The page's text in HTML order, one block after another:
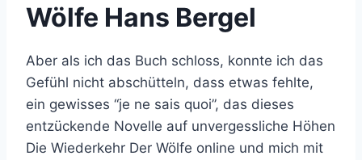
Wölfe Hans Bergel
Aber als ich das Buch schloss, konnte ich das
Gefühl nicht abschütteln, dass etwas fehlte,
ein gewisses “je ne sais quoi”, das dieses
entzückende Novelle auf unvergessliche Höhen
Die Wiederkehr Der Wölfe online und mich mit